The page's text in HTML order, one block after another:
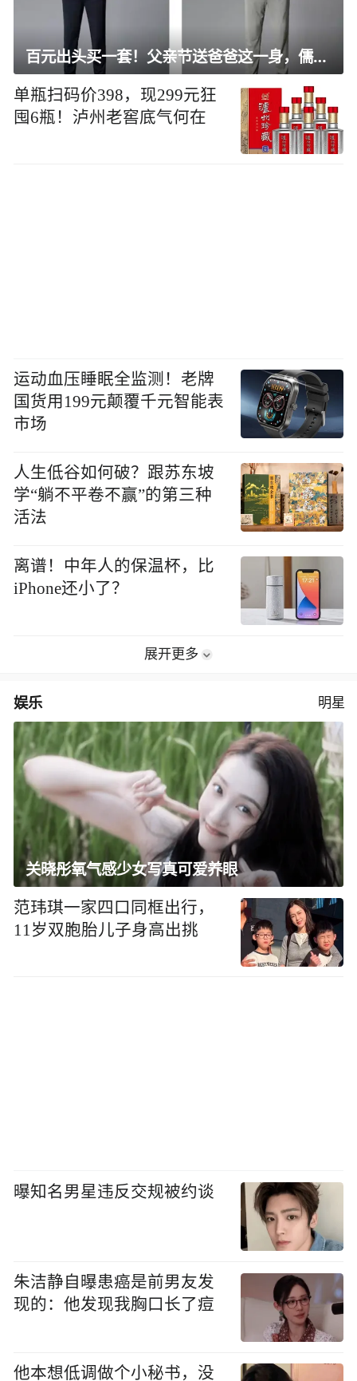
百元出头买一套！父亲节送爸爸这一身，儒雅有型还凉爽
单瓶扫码价398，现299元狂
囤6瓶！泸州老窖底气何在
运动血压睡眠全监测！老牌
国货用199元颠覆千元智能表
市场
人生低谷如何破？跟苏东坡
学“躺不平卷不赢”的第三种
活法
离谱！中年人的保温杯，比
iPhone还小了？
展开更多
娱乐 明星
关晓彤氧气感少女写真可爱养眼
范玮琪一家四口同框出行，
11岁双胞胎儿子身高出挑
曝知名男星违反交规被约谈
朱洁静自曝患癌是前男友发
现的：他发现我胸口长了痘
他本想低调做个小秘书，没